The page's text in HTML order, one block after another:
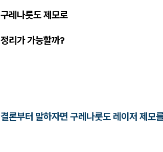
구레나룻도 제모로
정리가 가능할까?
결론부터 말하자면 구레나룻도 레이저 제모